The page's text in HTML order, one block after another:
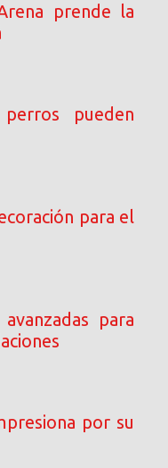
prende la
pueden
para el
para
por su